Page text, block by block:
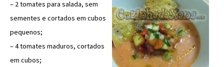
– 2 tomates para salada, sem
sementes e cortados em cubos
pequenos;
– 4 tomates maduros, cortados
em cubos;